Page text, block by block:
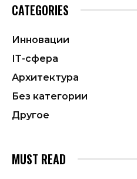
CATEGORIES
Инновации
ІТ-сфера
Архитектура
Без категории
Другое
MUST READ